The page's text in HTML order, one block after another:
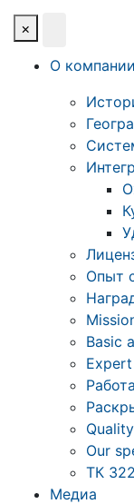
×
О компании
Опыт
Basic
Our
ТК 322
Медиа